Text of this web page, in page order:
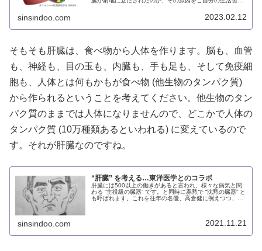
sinsindoo.com 2023.02.12
そもそも肝臓は、食べ物から人体を作ります。脳も、血管
も、神経も、目の玉も、内臓も、手も足も、そして免疫細
胞も、人体とは何もかもが食べ物 (他生物のタンパク質)
から作られるということを考えてください。他生物のタン
パク質のままでは人体になりませんので、どこかで人体の
タンパク質 (10万種類あるといわれる) に変えているので
す。それが肝臓なのですね。
“肝臓” を考える…東洋医学とのコラボ
肝臓には500以上の働きがあると言われ、様々な病気と関
わる “主役級の臓器” です。と同時に寡黙で “沈黙の臓器” と
も呼ばれます。これを往年の名優、高倉健に例えつつ、東
sinsindoo.com 2021.11.21